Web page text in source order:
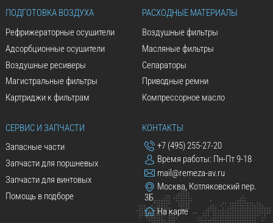
ПОДГОТОВКА ВОЗДУХА
Рефрижераторные осушители
Адсорбционные осушители
Воздушные ресиверы
Магистральные фильтры
Картриджи к фильтрам
РАСХОДНЫЕ МАТЕРИАЛЫ
Воздушные фильтры
Масляные фильтры
Сепараторы
Приводные ремни
Компрессорное масло
СЕРВИС И ЗАПЧАСТИ
Запасные части
Запчасти для поршневых
Запчасти для винтовых
Помощь в подборе
КОНТАКТЫ
+7 (495) 255-27-20
Время работы: Пн-Пт 9-18
mail@remeza-av.ru
Москва, Котляковский пер.
3Б
На карте